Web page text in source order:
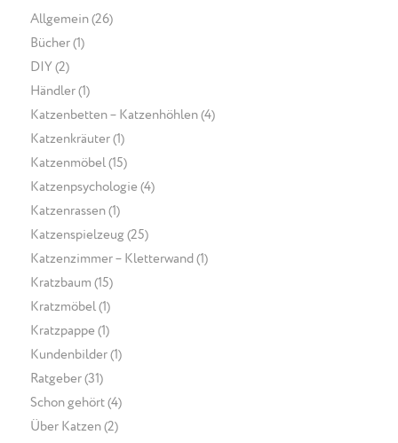
Allgemein(26)
Bücher(1)
DIY(2)
Händler(1)
Katzenbetten – Katzenhöhlen(4)
Katzenkräuter(1)
Katzenmöbel (15)
Katzenpsychologie (4)
Katzenrassen(1)
Katzenspielzeug(25)
Katzenzimmer – Kletterwand (1)
Kratzbaum (15)
Kratzmöbel (1)
Kratzpappe (1)
Kundenbilder(1)
Ratgeber(31)
Schon gehört(4)
Über Katzen(2)